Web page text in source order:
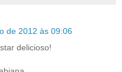
de 2012 às 09:06
delicioso!